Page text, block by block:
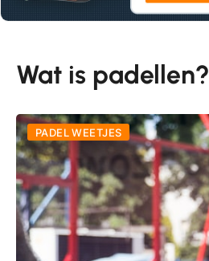
Wat is padellen?
PADEL WEETJES